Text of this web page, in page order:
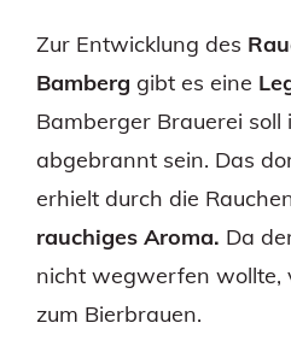
Zur Entwicklung des
Bamberg gibt es eine
Bamberger Brauerei soll
abgebrannt sein. Das
erhielt durch die
rauchiges Aroma. Da
nicht wegwerfen wollte,
zum Bierbrauen.